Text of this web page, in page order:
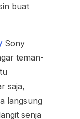
buat
Sony
teman-
saja,
langsung
senja